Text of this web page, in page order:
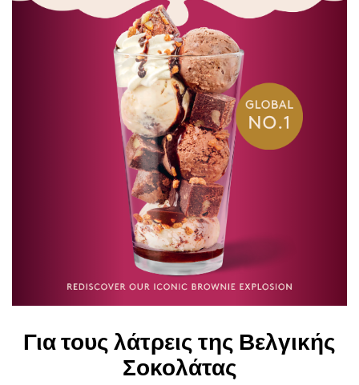
Για τους λάτρεις της Βελγικής
Σοκολάτας